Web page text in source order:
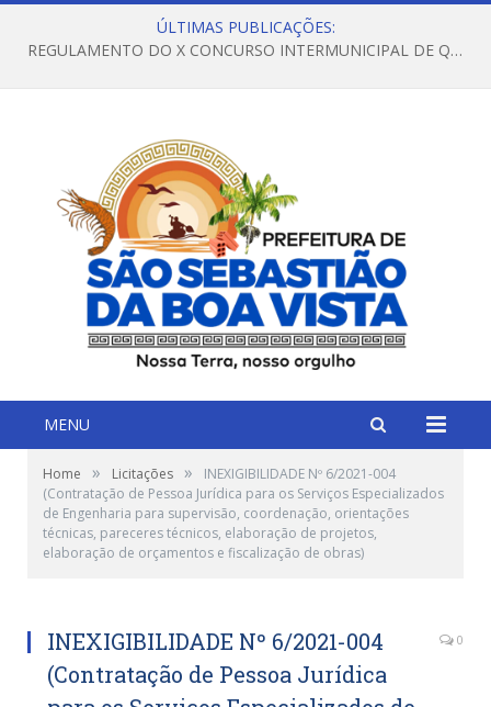
ÚLTIMAS PUBLICAÇÕES:
REGULAMENTO DO X CONCURSO INTERMUNICIPAL DE QUADRILHAS JUNINAS – 2026 – ARRAIÁ DA VENEZA
MENU
Home » Licitações »
INEXIGIBILIDADE Nº 6/2021-004
(Contratação de Pessoa Jurídica para os Serviços Especializados
de Engenharia para supervisão, coordenação, orientações
técnicas, pareceres técnicos, elaboração de projetos,
elaboração de orçamentos e fiscalização de obras)
INEXIGIBILIDADE Nº 6/2021-004
(Contratação de Pessoa Jurídica
0